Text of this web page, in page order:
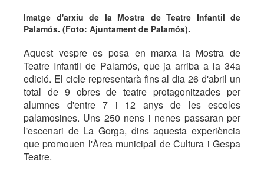
Imatge d'arxiu de la Mostra de Teatre Infantil de
Palamós. (Foto: Ajuntament de Palamós).
Aquest vespre es posa en marxa la Mostra de
Teatre Infantil de Palamós, que ja arriba a la 34a
edició. El cicle representarà fins al dia 26 d'abril un
total de 9 obres de teatre protagonitzades per
alumnes d'entre 7 i 12 anys de les escoles
palamosines. Uns 250 nens i nenes passaran per
l'escenari de La Gorga, dins aquesta experiència
que promouen l'Àrea municipal de Cultura i Gespa
Teatre.